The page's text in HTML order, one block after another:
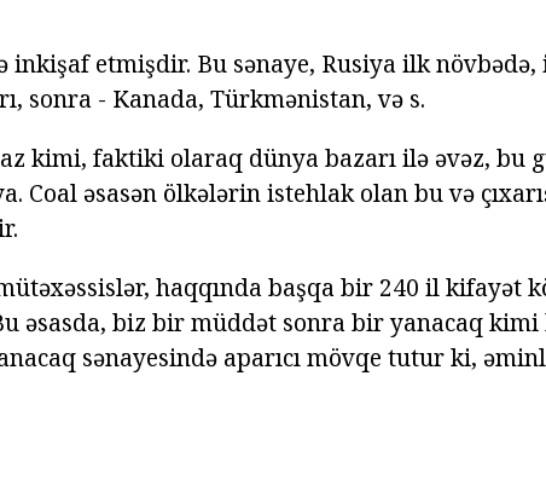
inkişaf etmişdir. Bu sənaye, Rusiya ilk
sonra - Kanada, Türkmənistan, və s.
kimi, faktiki olaraq dünya bazarı ilə əvəz, bu
Coal əsasən ölkələrin istehlak olan bu və
haqqında başqa bir 240 il kifayət
əsasda, biz bir müddət sonra bir yanacaq
sənayesində aparıcı mövqe tutur ki,